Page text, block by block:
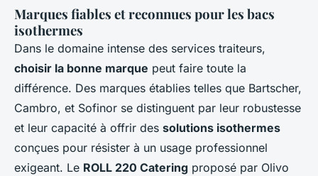
Marques fiables et reconnues pour les bacs
isothermes
Dans le domaine intense des services traiteurs,
choisir la bonne marque peut faire toute la
différence. Des marques établies telles que Bartscher,
Cambro, et Sofinor se distinguent par leur robustesse
et leur capacité à offrir des solutions isothermes
conçues pour résister à un usage professionnel
exigeant. Le ROLL 220 Catering proposé par Olivo